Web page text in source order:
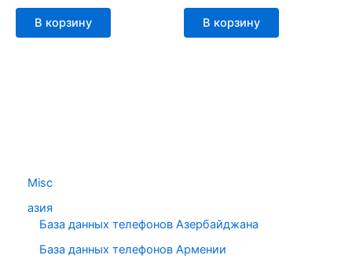
Misc
азия
База данных телефонов Азербайджана
База данных телефонов Армении
В корзину В корзину